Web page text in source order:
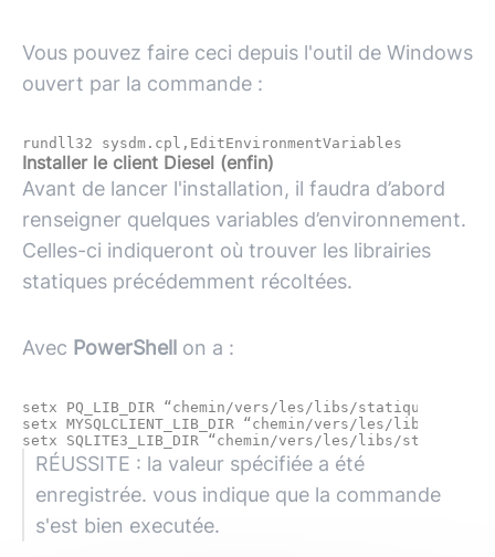
Vous pouvez faire ceci depuis l'outil de Windows
ouvert par la commande :
Installer le client Diesel (enfin)
Avant de lancer l'installation, il faudra d’abord
renseigner quelques variables d’environnement.
Celles-ci indiqueront où trouver les librairies
statiques précédemment récoltées.
Avec PowerShell on a :
setx PQ_LIB_DIR “chemin/vers/les/libs/statiques”
setx MYSQLCLIENT_LIB_DIR “chemin/vers/les/libs/
RÉUSSITE : la valeur spécifiée a été
enregistrée. vous indique que la commande
s'est bien executée.